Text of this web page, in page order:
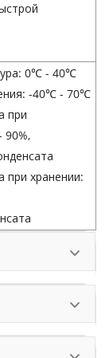
0℃ - 40℃
-40℃ - 70℃
при
90%,
при хранении: